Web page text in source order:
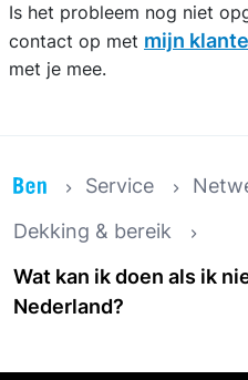
Is het probleem nog niet
contact op met mijn
met je mee.
Service
Dekking & bereik
Wat kan ik doen als ik
Nederland?